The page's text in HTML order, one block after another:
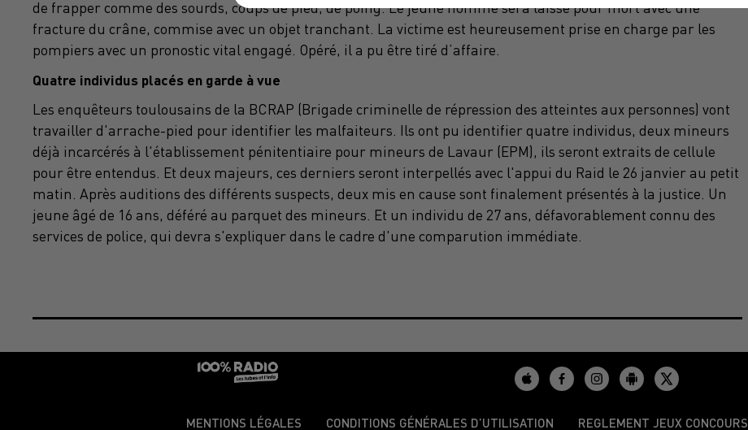
de frapper comme des sourds, coups de pied, de poing. Le jeune homme sera laissé pour mort avec une
fracture du crâne, commise avec un objet tranchant. La victime est heureusement prise en charge par les
pompiers avec un pronostic vital engagé. Opéré, il a pu être tiré d’affaire.
Quatre individus placés en garde à vue
Les enquêteurs toulousains de la BCRAP (Brigade criminelle de répression des atteintes aux personnes) vont
travailler d'arrache-pied pour identifier les malfaiteurs. Ils ont pu identifier quatre individus, deux mineurs
déjà incarcérés à l'établissement pénitentiaire pour mineurs de Lavaur (EPM), ils seront extraits de cellule
pour être entendus. Et deux majeurs, ces derniers seront interpellés avec l'appui du Raid le 26 janvier au petit
matin. Après auditions des différents suspects, deux mis en cause sont finalement présentés à la justice. Un
jeune âgé de 16 ans, déféré au parquet des mineurs. Et un individu de 27 ans, défavorablement connu des
services de police, qui devra s'expliquer dans le cadre d'une comparution immédiate.
MENTIONS LÉGALES CONDITIONS GÉNÉRALES D’UTILISATION REGLEMENT JEUX CONCOURS